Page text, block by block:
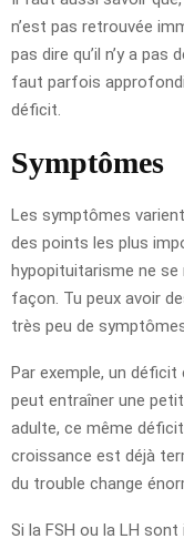
n’est pas retrouvée
pas dire qu’il n’y a pas
faut parfois
déficit.
Symptômes
Les symptômes varient
des points les plus
hypopituitarisme ne
façon. Tu peux avoir
très peu de
Par exemple, un
peut entraîner une
adulte, ce même
croissance est déjà
du trouble change
Si la FSH ou la LH